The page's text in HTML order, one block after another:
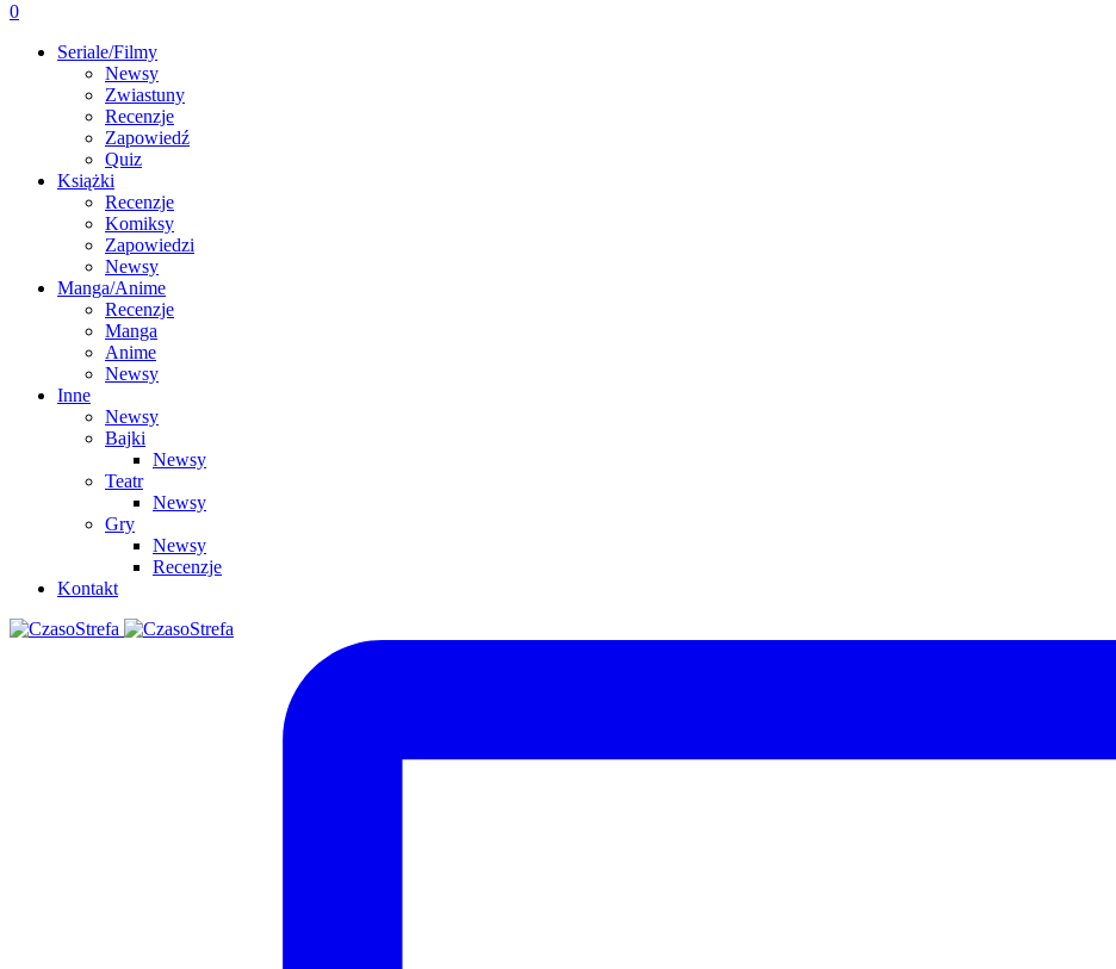
0
Seriale/Filmy
Newsy
Zwiastuny
Recenzje
Zapowiedź
Quiz
Książki
Recenzje
Komiksy
Zapowiedzi
Newsy
Manga/Anime
Recenzje
Manga
Anime
Newsy
Inne
Newsy
Bajki
Newsy
Teatr
Newsy
Gry
Newsy
Recenzje
Kontakt